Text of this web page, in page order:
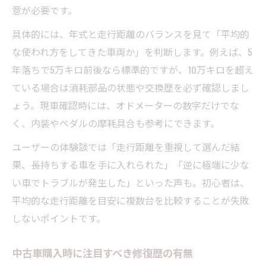
意が必要です。
具体的には、年式と走行距離のバランスを見て「平均的
な使われ方をしてきた車両か」を判断します。例えば、5
年落ちで5万キロ前後なら標準的ですが、10万キロを超え
ている場合は消耗部品の状態や交換歴を必ず確認しまし
ょう。現車確認時には、オドメーターの数字だけでな
く、内装やペダルの摩耗具合も参考にできます。
ユーザーの体験談では「走行距離を重視して選んだ結
果、長持ちする車を手に入れられた」「逆に極端に少な
い車でトラブルが発生した」といった声も。初心者は、
平均的な走行距離を目安に複数台を比較することが失敗
しないポイントです。
中古車購入時に注目すべき修復歴の有無